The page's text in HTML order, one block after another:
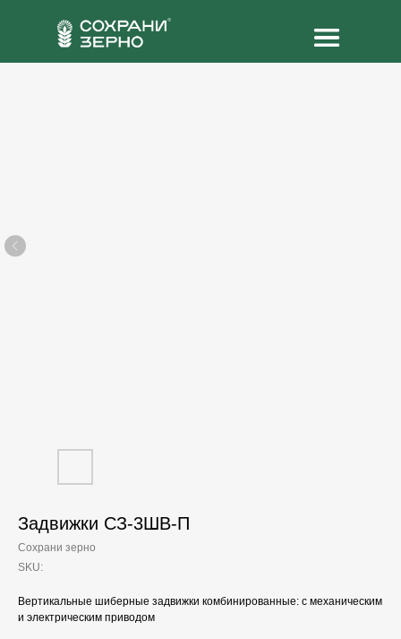
Задвижки СЗ-3ШВ-П
Сохрани зерно
SKU:
Вертикальные шиберные задвижки комбинированные: с механическим
и электрическим приводом